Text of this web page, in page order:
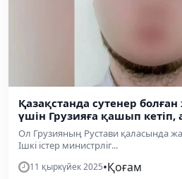
Қазақстанда сутенер болған
үшін Грузияға қашып
Ол Грузияның Рустави қаласында
Ішкі істер министрліг...
11 қыркүйек 2025•Қоғам